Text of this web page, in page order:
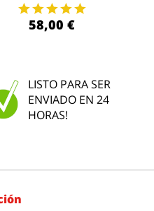
58,00 €
LISTO PARA SER
ENVIADO EN 24
HORAS!